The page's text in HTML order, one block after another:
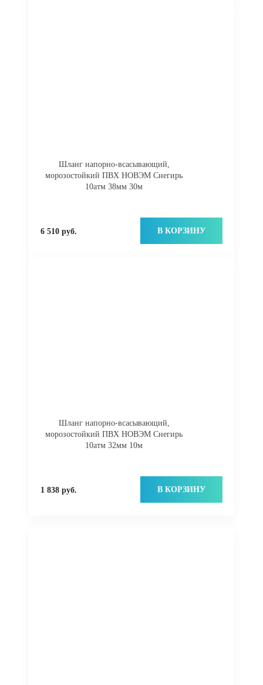
Шланг напорно-всасывающий,
морозостойкий ПВХ НОВЭМ Снегирь
10атм 38мм 30м
6 510 руб. В КОРЗИНУ
Шланг напорно-всасывающий,
морозостойкий ПВХ НОВЭМ Снегирь
10атм 32мм 10м
1 838 руб. В КОРЗИНУ